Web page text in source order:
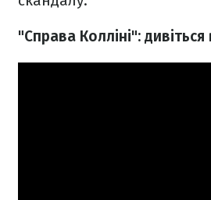
"Справа Колліні":